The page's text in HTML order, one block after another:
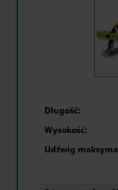
Długość:
Wysokość:
Udźwig